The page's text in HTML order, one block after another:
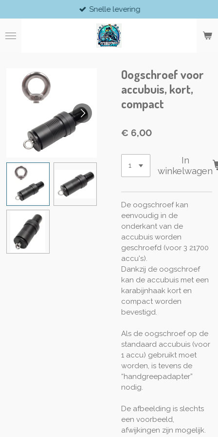
direct
naar
de
Snelle levering
Oogschroef voor
accubuis, kort,
compact
€ 6,00
In
winkelwagen
De oogschroef kan
eenvoudig in de
onderkant van de
accubuis worden
geschroefd (voor 3 21700
accu's).
Dankzij de oogschroef
kan de accubuis met een
karabijnhaak kort en
compact worden
bevestigd.
Als de oogschroef op de
standaard accubuis (voor
1 accu) gebruikt moet
worden, is tevens de
“handgreepadapter”
nodig.
De afbeelding is slechts
een voorbeeld,
afwijkingen zijn mogelijk.